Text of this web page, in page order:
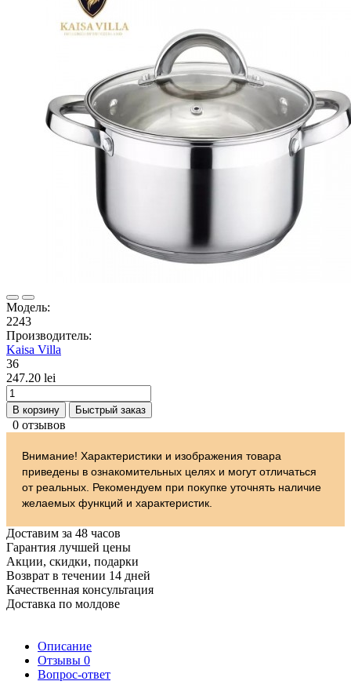
Модель:
2243
Производитель:
Kaisa Villa
36
247.20 lei
В корзину Быстрый заказ
0 отзывов
Внимание! Характеристики и изображения товара
приведены в ознакомительных целях и могут отличаться
от реальных. Рекомендуем при покупке уточнять наличие
желаемых функций и характеристик.
Доставим за 48 часов
Гарантия лучшей цены
Акции, скидки, подарки
Возврат в течении 14 дней
Качественная консультация
Доставка по молдове
Описание
Отзывы 0
Вопрос-ответ